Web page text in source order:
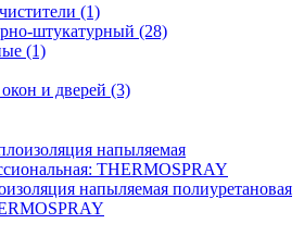
(1)
штукатурный (28)
(1)
и дверей (3)
напыляемая полиуретановая